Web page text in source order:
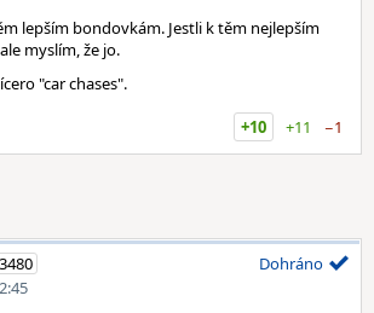
lepším bondovkám. Jestli k těm nejlepším
myslím, že jo.
"car chases".
+10
+11 −1
3480
Dohráno